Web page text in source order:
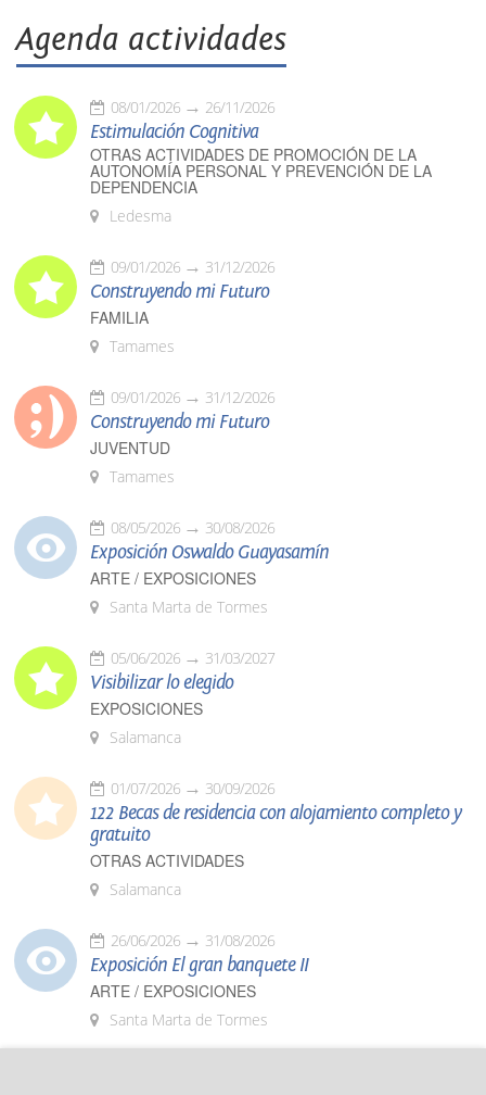
Agenda actividades
08/01/2026 26/11/2026
Estimulación Cognitiva
OTRAS ACTIVIDADES DE PROMOCIÓN DE LA
AUTONOMÍA PERSONAL Y PREVENCIÓN DE LA
DEPENDENCIA
Ledesma
09/01/2026 31/12/2026
Construyendo mi Futuro
FAMILIA
Tamames
09/01/2026 31/12/2026
Construyendo mi Futuro
JUVENTUD
Tamames
08/05/2026 30/08/2026
Exposición Oswaldo Guayasamín
ARTE / EXPOSICIONES
Santa Marta de Tormes
05/06/2026 31/03/2027
Visibilizar lo elegido
EXPOSICIONES
Salamanca
01/07/2026 30/09/2026
122 Becas de residencia con alojamiento completo y
gratuito
OTRAS ACTIVIDADES
Salamanca
26/06/2026 31/08/2026
Exposición El gran banquete II
ARTE / EXPOSICIONES
Santa Marta de Tormes